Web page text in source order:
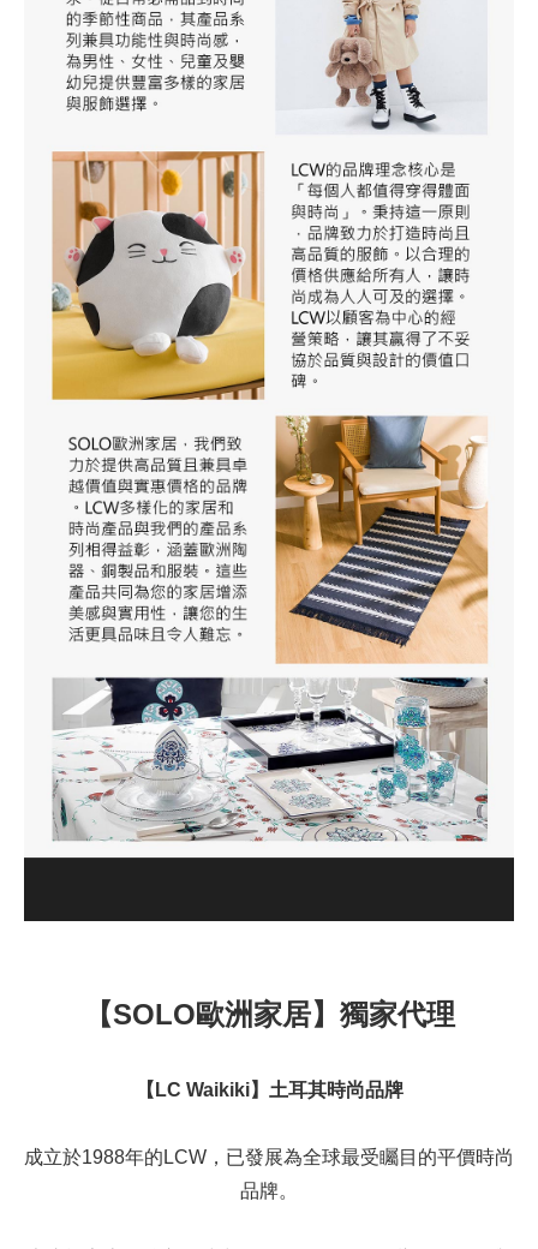
【SOLO歐洲家居】獨家代理
【LC Waikiki】土耳其時尚品牌
成立於1988年的LCW，已發展為全球最受矚目的平價時尚
品牌。